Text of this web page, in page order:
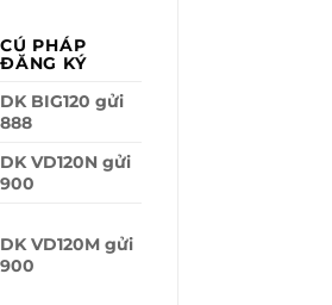
CÚ PHÁP
ĐĂNG KÝ
DK BIG120 gửi
888
DK VD120N gửi
900
DK VD120M gửi
900